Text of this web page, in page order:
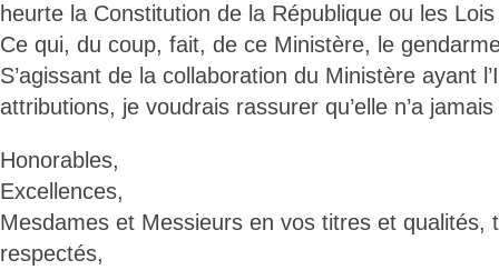
heurte la Constitution de la République ou les
Ce qui, du coup, fait, de ce Ministère, le
S’agissant de la collaboration du Ministère ayant
attributions, je voudrais rassurer qu’elle n’a
Honorables,
Excellences,
Mesdames et Messieurs en vos titres et qualités,
respectés,